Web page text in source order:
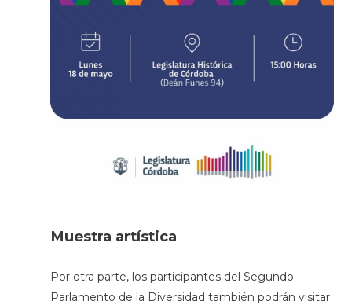
Muestra artística
Por otra parte, los participantes del Segundo
Parlamento de la Diversidad también podrán visitar